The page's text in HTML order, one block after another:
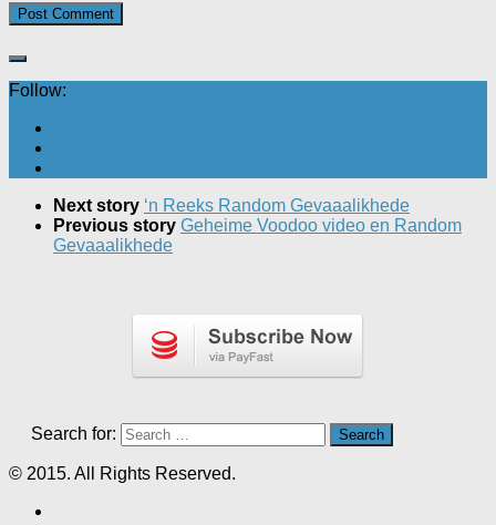
Follow:
Next story ‘n Reeks Random Gevaaalikhede
Previous story Geheime Voodoo video en Random
Gevaaalikhede
Search for:
© 2015. All Rights Reserved.